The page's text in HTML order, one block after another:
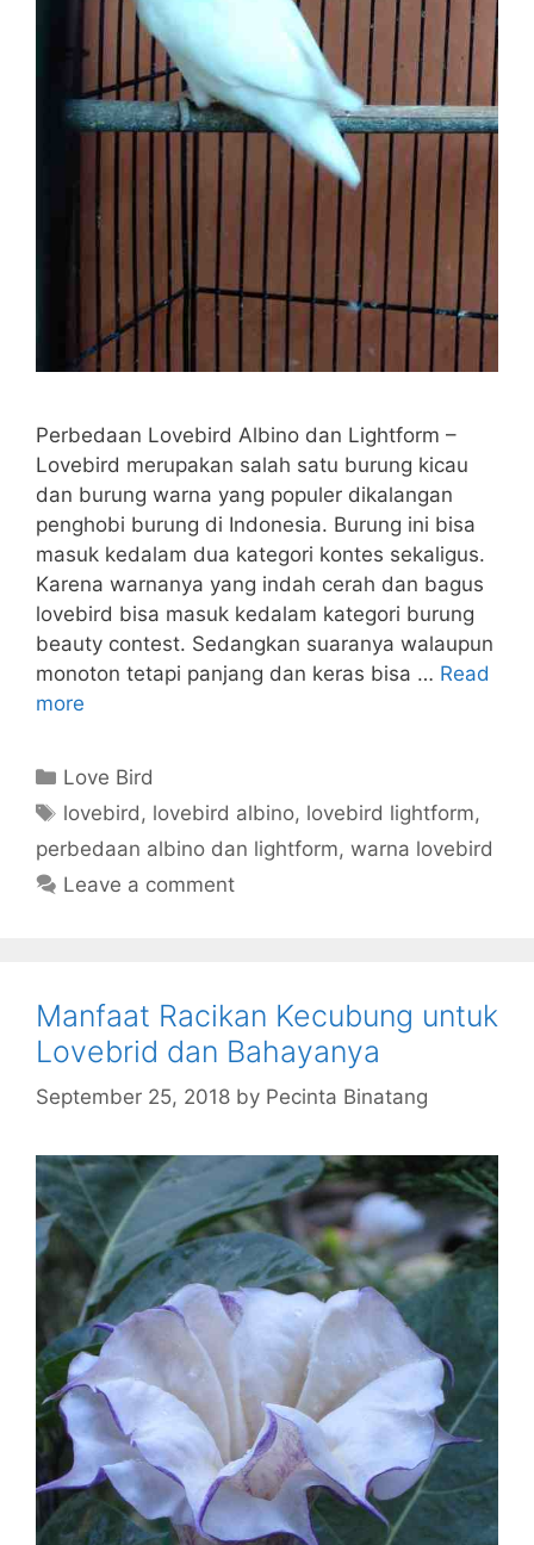
Perbedaan Lovebird Albino dan Lightform –
Lovebird merupakan salah satu burung kicau
dan burung warna yang populer dikalangan
penghobi burung di Indonesia. Burung ini bisa
masuk kedalam dua kategori kontes sekaligus.
Karena warnanya yang indah cerah dan bagus
lovebird bisa masuk kedalam kategori burung
beauty contest. Sedangkan suaranya walaupun
monoton tetapi panjang dan keras bisa … Read
more
Categories
Love Bird
Tags
lovebird , lovebird albino, lovebird lightform,
perbedaan albino dan lightform, warna lovebird
Leave a comment
Manfaat Racikan Kecubung untuk
Lovebrid dan Bahayanya
September 25, 2018 by Pecinta Binatang